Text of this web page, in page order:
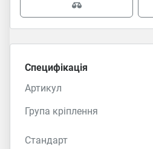
Специфікація
Артикул
Група кріплення
Стандарт